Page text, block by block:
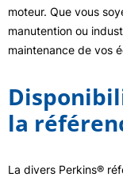
moteur. Que vous
manutention ou
maintenance de vos
la
La divers Perkins®